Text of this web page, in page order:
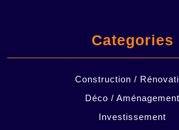
Categories
Construction /
Déco / Aménagement
Investissement